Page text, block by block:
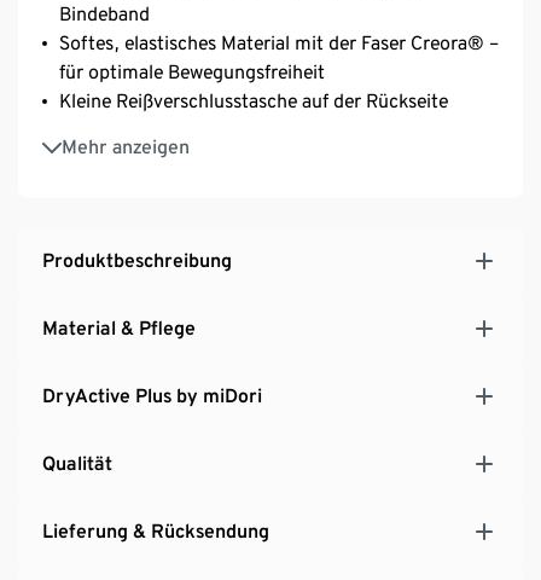
Bindeband
Softes, elastisches Material mit der Faser Creora® –
für optimale Bewegungsfreiheit
Kleine Reißverschlusstasche auf der Rückseite
Mehr anzeigen
Dynamische Schnittführung
Extraflache Nähte für hohen Tragekomfort
Produktbeschreibung
Material & Pflege
DryActive Plus by miDori
Qualität
Lieferung & Rücksendung